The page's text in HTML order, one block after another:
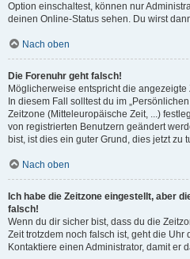
Option einschaltest, können nur
deinen Online-Status sehen. Du wirst
Nach oben
Die Forenuhr geht falsch!
Möglicherweise entspricht die
In diesem Fall solltest du im
Zeitzone (Mitteleuropäische Zeit, ...)
von registrierten Benutzern geändert
bist, ist dies ein guter Grund, dies jetzt zu
Nach oben
Ich habe die Zeitzone eingestellt, aber
falsch!
Wenn du dir sicher bist, dass du die
Zeit trotzdem noch falsch ist, geht die Uhr
Kontaktiere einen Administrator, damit er